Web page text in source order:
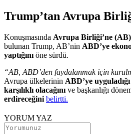
Trump’tan Avrupa
Konuşmasında Avrupa Birliği’ne
bulunan Trump, AB’nin ABD’ye
yaptığını öne sürdü.
“AB, ABD’den faydalanmak için
Avrupa ülkelerinin ABD’ye
karşılıklı olacağını ve başkanlığı
erdireceğini belirtti.
YORUM YAZ